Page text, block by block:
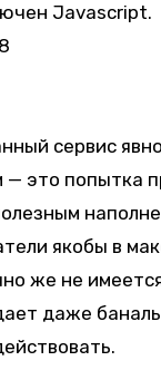
Javascript.
сервис
— это попытка
якобы в
же не
даже